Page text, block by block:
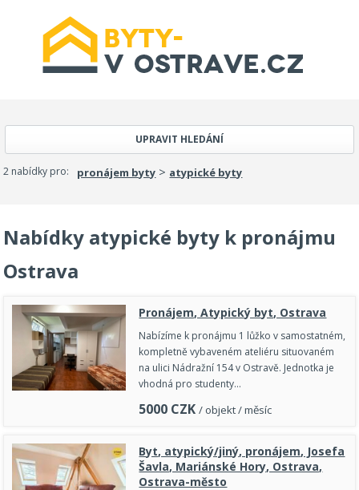
UPRAVIT HLEDÁNÍ
2 nabídky pro: pronájem byty > atypické byty
Nabídky atypické byty k pronájmu
Ostrava
Pronájem, Atypický byt, Ostrava
Nabízíme k pronájmu 1 lůžko v samostatném,
kompletně vybaveném ateliéru situovaném
na ulici Nádražní 154 v Ostravě. Jednotka je
vhodná pro studenty…
5000 CZK / objekt / měsíc
Byt, atypický/jiný, pronájem, Josefa
Šavla, Mariánské Hory, Ostrava,
Ostrava-město